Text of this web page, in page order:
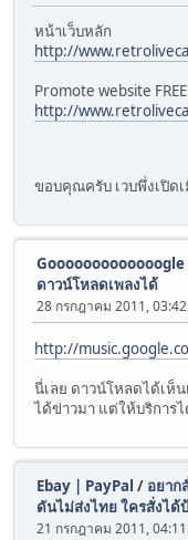
หน้าเว็บหลัก
http://
Promote website
http://
ขอบคุณครับ เวบพึ่งเปิด
Gooooooooooooogle
ดาวน์โหลดเพลงได้
28 กรกฎาคม 2011,
http://
นี่เลย ดาวน์โหลดได้เห็
ได้ข่าวมา แต่ให้บริการ
Ebay | PayPal / อยาก
ดันไม่ส่งไทย ใครสั่งได้
21 กรกฎาคม 2011,